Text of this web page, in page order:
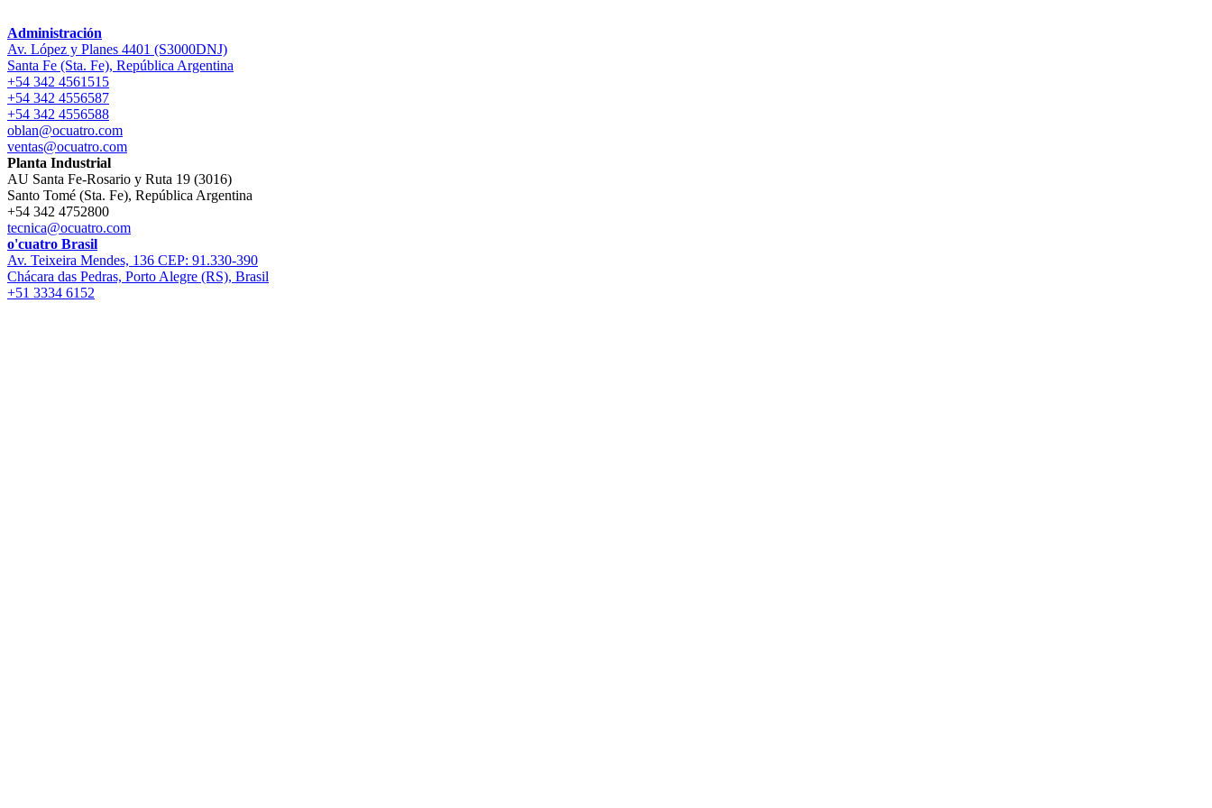
Administración
Av. López y Planes 4401 (S3000DNJ)
Santa Fe (Sta. Fe), República Argentina
+54 342 4561515
+54 342 4556587
+54 342 4556588
oblan@ocuatro.com
ventas@ocuatro.com
Planta Industrial
AU Santa Fe-Rosario y Ruta 19 (3016)
Santo Tomé (Sta. Fe), República Argentina
+54 342 4752800
tecnica@ocuatro.com
o'cuatro Brasil
Av. Teixeira Mendes, 136 CEP: 91.330-390
Chácara das Pedras, Porto Alegre (RS), Brasil
+51 3334 6152